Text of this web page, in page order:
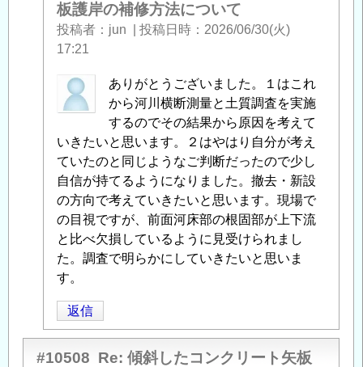
板護岸の補修方法について
投稿者 jun 投稿日時
2026/06/30(火)
17:21
匿
名
稿
者
に
よ
る
「 Re:
傾
斜
た
コ
ン
ありがとうございました。１はこれ
から河川横断測量と土質調査を実施
するのでその結果から原因を考えて
いきたいと思います。２はやはり自分が考え
ていたのと同じようなご判断だったので少し
自信が持てるようになりました。撤去・新設
の方向で考えていきたいと思います。現場で
の目視ですが、前面河床部の根固部が上下流
と比べ欠損しているように見受けられまし
た。調査で明らかにしていきたいと思いま
す。
返信
#10508 Re: 傾斜したコンクリート矢板